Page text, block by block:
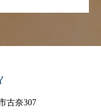
古奈307